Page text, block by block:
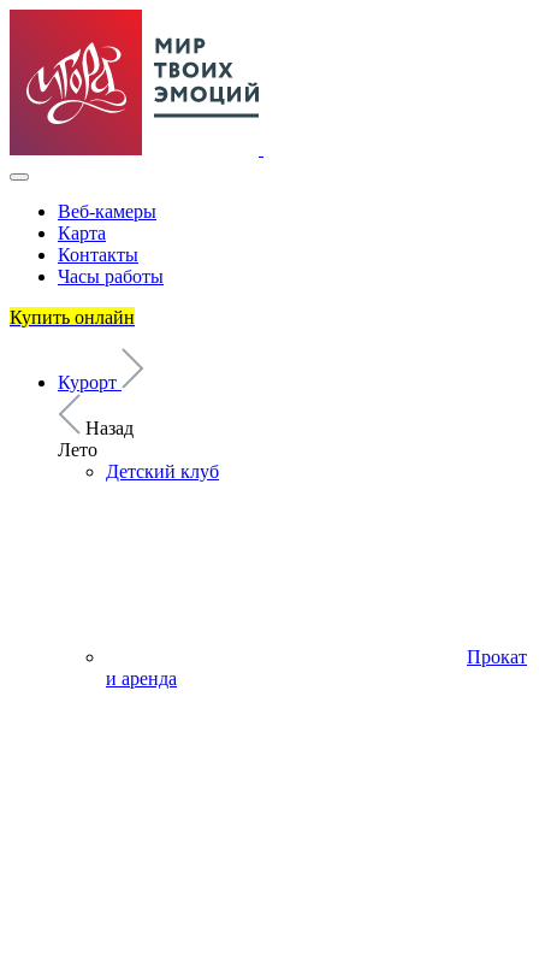
Веб-камеры
Карта
Контакты
Часы работы
Купить онлайн
Курорт
Назад
Лето
Детский клуб
Прокат
и аренда